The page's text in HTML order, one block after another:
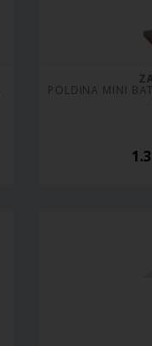
POLDINA MINI